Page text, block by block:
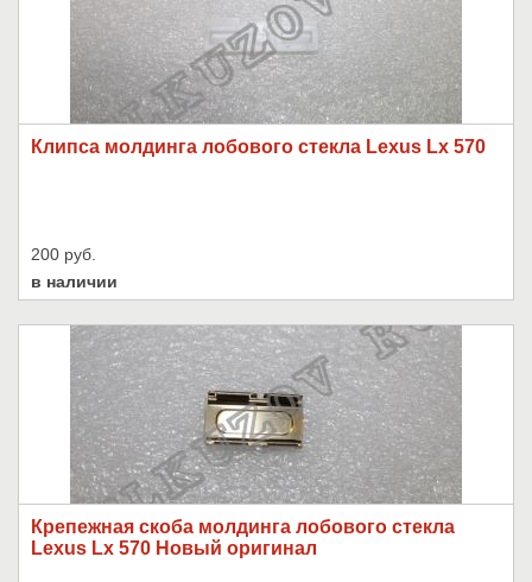
Клипса молдинга лобового стекла Lexus Lx 570
200 руб.
в наличии
Крепежная скоба молдинга лобового стекла
Lexus Lx 570 Новый оригинал